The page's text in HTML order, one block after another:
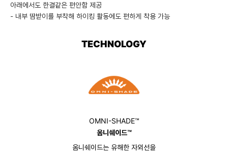
아래에서도 한결같은 편안함 제공
- 내부 땀받이를 부착해 하이킹 활동에도 편하게 착용 가능
TECHNOLOGY
OMNI-SHADE™
옴니쉐이드™
옴니쉐이드는 유해한 자외선을